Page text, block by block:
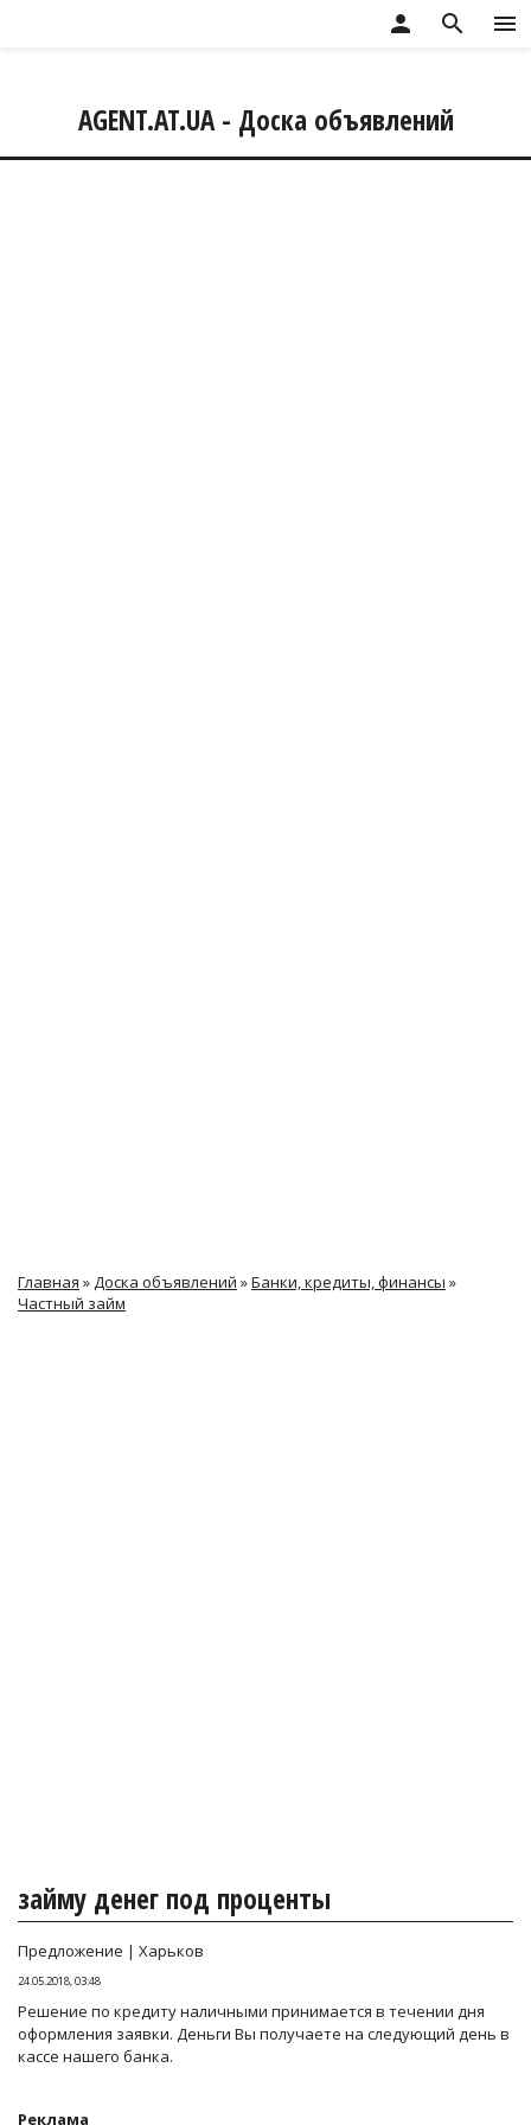
menu
search
person
AGENT.AT.UA - Доска объявлений
Главная »Доска объявлений »Банки, кредиты, финансы »
Частный займ
займу денег под проценты
Предложение | Харьков
24.05.2018, 03:48
Решение по кредиту наличными принимается в течении дня
оформления заявки. Деньги Вы получаете на следующий день в
кассе нашего банка.
Реклама